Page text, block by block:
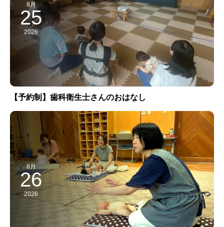
8月
25
2026
【予約制】歯科衛生士さんのおはなし
8月
26
2026